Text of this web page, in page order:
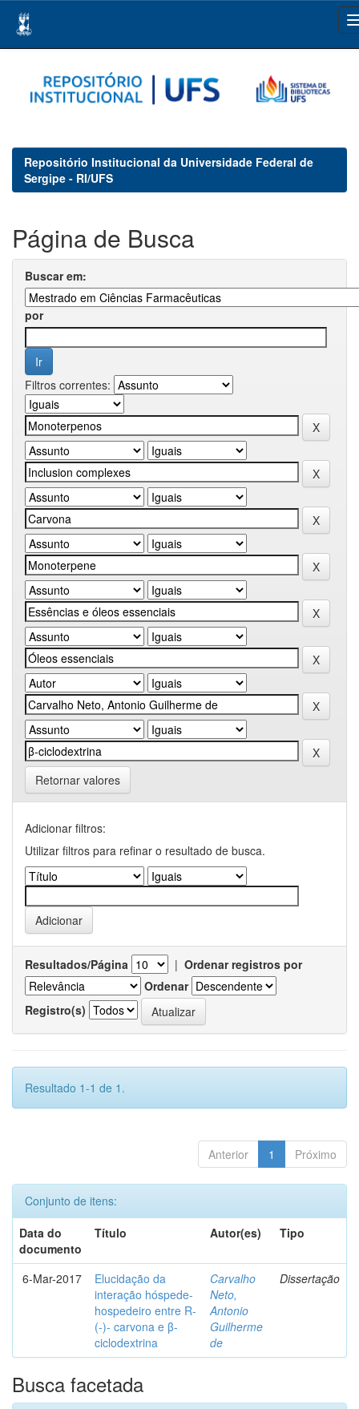
navigation
Repositório Institucional da Universidade Federal de
Sergipe - RI/UFS
Página de Busca
Buscar em:
por
Filtros correntes:
Retornar valores
Adicionar filtros:
Utilizar filtros para refinar o resultado de busca.
Resultados/Página | Ordenar registros por
Ordenar
Registro(s)
Resultado 1-1 de 1.
Anterior 1 Próximo
Conjunto de itens:
Data do
documento
Título Autor(es) Tipo
6-Mar-2017
Elucidação da
interação hóspede-
hospedeiro entre R-
(-)- carvona e β-
ciclodextrina
Carvalho
Neto,
Antonio
Guilherme
de
Dissertação
Busca facetada